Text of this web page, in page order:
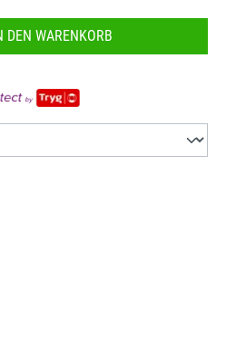
Wert ein oder
DEN WARENKORB